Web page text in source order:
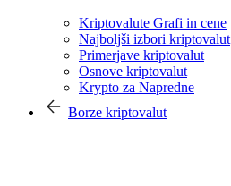
Kriptovalute Grafi in cene
Najboljši izbori kriptovalut
Primerjave kriptovalut
Osnove kriptovalut
Krypto za Napredne
Borze kriptovalut